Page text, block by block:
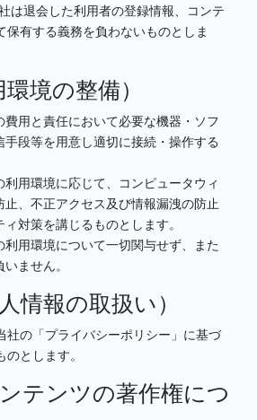
は退会した利用者の登録情報、コンテ
保有する義務を負わないものとしま
境の整備）
費用と責任において必要な機器・ソフ
手段等を用意し適切に接続・操作する
用環境に応じて、コンピュータウィ
止、不正アクセス及び情報漏洩の防止
対策を講じるものとします。
利用環境について一切関与せず、また
ません。
情報の取扱い）
社の「プライバシーポリシー」に基づ
とします。
テンツの著作権につ